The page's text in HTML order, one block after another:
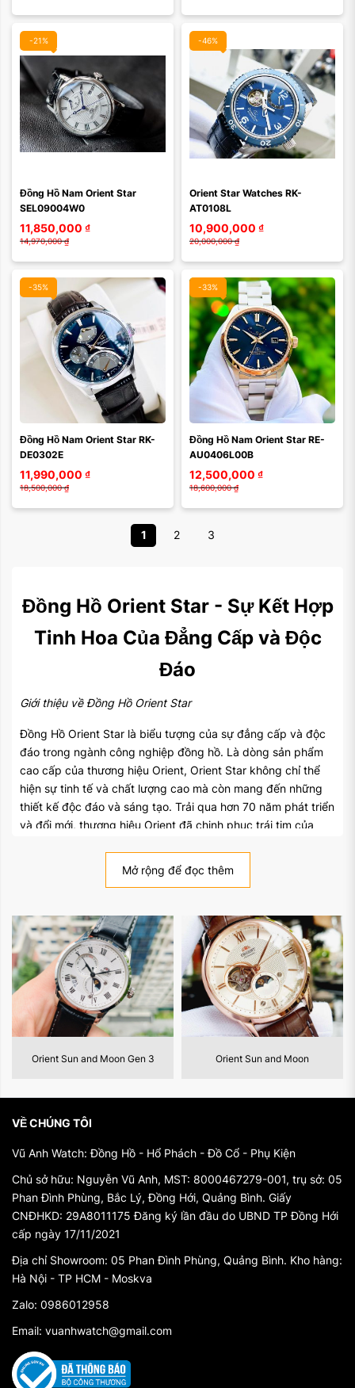
-21%
Đồng Hồ Nam Orient Star
SEL09004W0
11,850,000 ₫
14,970,000 ₫
-46%
Orient Star Watches RK-
AT0108L
10,900,000 ₫
20,000,000 ₫
-35%
Màu mặt:
Xóa
Đồng Hồ Nam Orient Star RK-
DE0302E
11,990,000 ₫
18,500,000 ₫
-33%
Màu mặt:
Đồng Hồ Nam Orient Star RE-
AU0406L00B
12,500,000 ₫
18,600,000 ₫
1 2 3
Đồng Hồ Orient Star - Sự Kết Hợp
Tinh Hoa Của Đẳng Cấp và Độc
Đáo
Giới thiệu về Đồng Hồ Orient Star
Đồng Hồ Orient Star là biểu tượng của sự đẳng cấp và độc
đáo trong ngành công nghiệp đồng hồ. Là dòng sản phẩm
cao cấp của thương hiệu Orient, Orient Star không chỉ thể
hiện sự tinh tế và chất lượng cao mà còn mang đến những
thiết kế độc đáo và sáng tạo. Trải qua hơn 70 năm phát triển
và đổi mới, thương hiệu Orient đã chinh phục trái tim của
Star và lý do tại sao nó là một dòng đồng hồ đáng giá để sở
1. Thiết kế tinh tế và sang trọng
Đồng Hồ Orient Star nổi bật với thiết kế tinh tế và sang
trọng, mang đến vẻ đẹp thanh lịch và đẳng cấp cho người
đeo. Với mặt số được thiết kế tỉ mỉ, các chỉ số số La Mã hoặc
kim cương lấp lánh, và các chi tiết đồng hồ được gia công tỉ
mỉ, mỗi chiếc đồng hồ Orient Star trở thành một tác phẩm
chất lượng và độ tin cậy. Các bộ máy của Orient Star được
chế tạo và kiểm tra một cách kỹ lưỡng để đảm bảo tính
bảo rằng bạn sẽ có một chiếc đồng hồ đáng tin cậy và lâu
bền theo thời gian.
3. Thiết kế độc đáo và sáng tạo
Một trong những điểm thu hút của Đồng Hồ Orient Star là
thiết kế độc đáo và sáng tạo. Với những chi tiết đặc biệt,
các mẫu màu phong phú và sự sáng tạo trong từng mẫu sản
và thú vị cho người đeo.
4. Đa dạng về kiểu dáng và chất liệu
Mở rộng để đọc thêm
Orient Sun and Moon
Những Mẫu Đồng Hồ Orient Đẹp
VỀ CHÚNG TÔI
Vũ Anh Watch: Đồng Hồ - Hổ Phách - Đồ Cổ - Phụ Kiện
Chủ sở hữu: Nguyễn Vũ Anh, MST: 8000467279-001, trụ sở: 05
Phan Đình Phùng, Bắc Lý, Đồng Hới, Quảng Bình. Giấy
CNĐHKD: 29A8011175 Đăng ký lần đầu do UBND TP Đồng Hới
cấp ngày 17/11/2021
Địa chỉ Showroom: 05 Phan Đình Phùng, Quảng Bình. Kho hàng:
Hà Nội - TP HCM - Moskva
Zalo: 0986012958
Email: vuanhwatch@gmail.com